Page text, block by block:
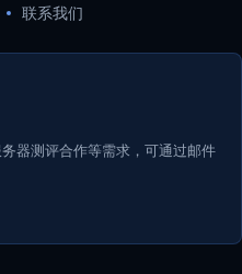
联系我们
器测评合作等需求，可通过邮件